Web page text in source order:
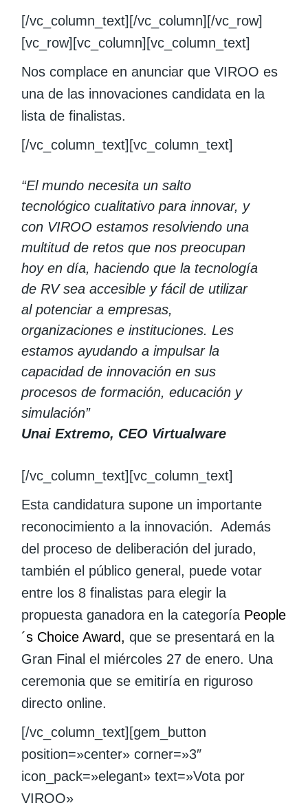
[/vc_column_text][/vc_column][/vc_row]
[vc_row][vc_column][vc_column_text]
Nos complace en anunciar que VIROO es
una de las innovaciones candidata en la
lista de finalistas.
[/vc_column_text][vc_column_text]
“El mundo necesita un salto
tecnológico cualitativo para innovar, y
con VIROO estamos resolviendo una
multitud de retos que nos preocupan
hoy en día, haciendo que la tecnología
de RV sea accesible y fácil de utilizar
al potenciar a empresas,
organizaciones e instituciones. Les
estamos ayudando a impulsar la
capacidad de innovación en sus
procesos de formación, educación y
simulación”
Unai Extremo, CEO Virtualware
[/vc_column_text][vc_column_text]
Esta candidatura supone un importante
reconocimiento a la innovación. Además
del proceso de deliberación del jurado,
también el público general, puede votar
entre los 8 finalistas para elegir la
propuesta ganadora en la categoría People
´s Choice Award, que se presentará en la
Gran Final el miércoles 27 de enero. Una
ceremonia que se emitiría en riguroso
directo online.
[/vc_column_text][gem_button
position=»center» corner=»3″
icon_pack=»elegant» text=»Vota por
VIROO»